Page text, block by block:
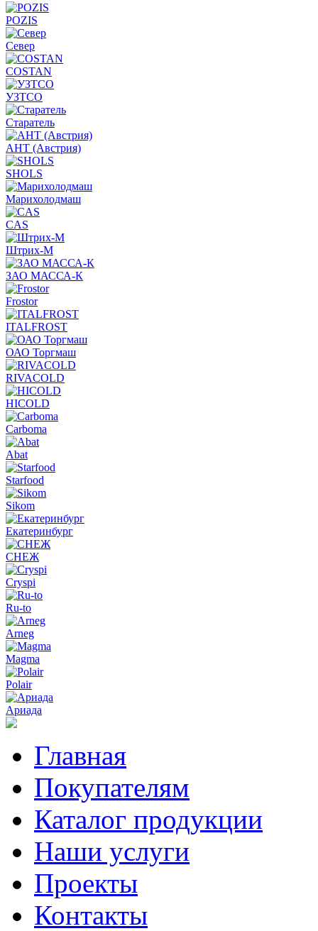
POZIS
Север
COSTAN
УЗТСО
Старатель
АНТ (Австрия)
SHOLS
Марихолодмаш
CAS
Штрих-М
ЗАО МАССА-К
Frostor
ITALFROST
ОАО Торгмаш
RIVACOLD
HICOLD
Carboma
Abat
Starfood
Sikom
Екатеринбург
СНЕЖ
Cryspi
Ru-to
Arneg
Magma
Polair
Ариада
Главная
Покупателям
Каталог продукции
Наши услуги
Проекты
Контакты